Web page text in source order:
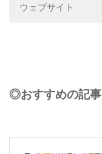
◎おすすめの記事